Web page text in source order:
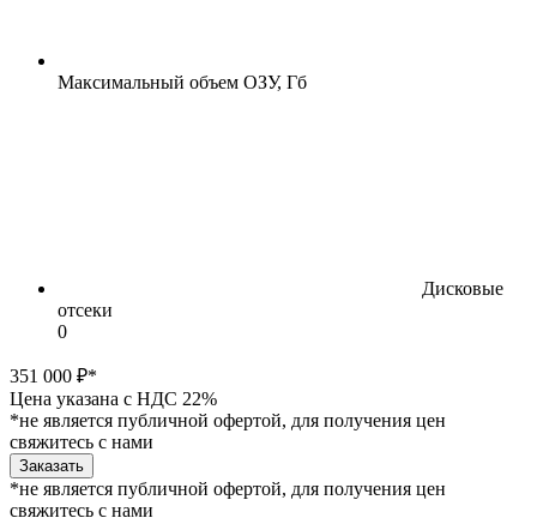
Максимальный объем ОЗУ, Гб
Дисковые
отсеки
0
351 000 ₽*
Цена указана с НДС 22%
*не является публичной офертой, для получения цен
свяжитесь с нами
Заказать
*не является публичной офертой, для получения цен
свяжитесь с нами